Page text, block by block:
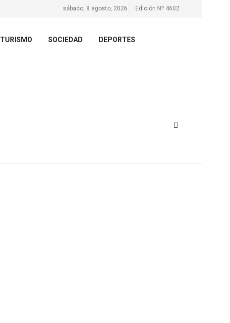
sábado, 8 agosto, 2026. Edición Nº 4602
TURISMO SOCIEDAD DEPORTES